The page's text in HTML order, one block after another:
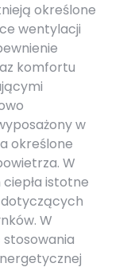
określone
wentylacji
komfortu
w
określone
W
istotne
W